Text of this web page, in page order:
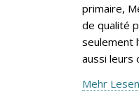
primaire,
de qualité
seulement
aussi leurs
Mehr Lesen